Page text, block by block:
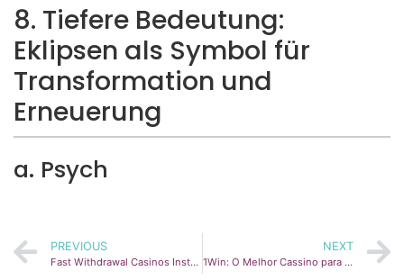
8. Tiefere Bedeutung:
Eklipsen als Symbol für
Transformation und
Erneuerung
a. Psych
PREVIOUS
Fast Withdrawal Casinos Instant Payouts Intended For Uk Players In 2025
NEXT
1Win: O Melhor Cassino para Jogar Online no Brasil